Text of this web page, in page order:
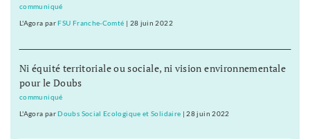
communiqué
L'Agora parFSU Franche-Comté | 28 juin 2022
Ni équité territoriale ou sociale, ni vision environnementale
pour le Doubs
communiqué
L'Agora parDoubs Social Ecologique et Solidaire |28 juin 2022